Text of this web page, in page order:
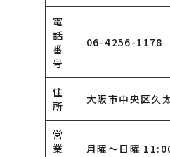
電
話
番
号
06-4256-1178
住
所
大阪市中央区久
営
業
月曜〜日曜